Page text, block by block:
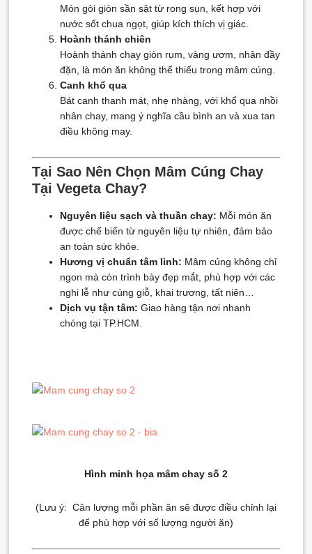
Món gỏi giòn sần sật từ rong sụn, kết hợp với
nước sốt chua ngọt, giúp kích thích vị giác.
Hoành thánh chiên
Hoành thánh chay giòn rụm, vàng ươm, nhân đầy
đặn, là món ăn không thể thiếu trong mâm cúng.
Canh khổ qua
Bát canh thanh mát, nhẹ nhàng, với khổ qua nhồi
nhân chay, mang ý nghĩa cầu bình an và xua tan
điều không may.
Tại Sao Nên Chọn Mâm Cúng Chay
Tại Vegeta Chay?
Nguyên liệu sạch và thuần chay: Mỗi món ăn
được chế biến từ nguyên liệu tự nhiên, đảm bảo
an toàn sức khỏe.
Hương vị chuẩn tâm linh: Mâm cúng không chỉ
ngon mà còn trình bày đẹp mắt, phù hợp với các
nghi lễ như cúng giỗ, khai trương, tất niên…
Dịch vụ tận tâm: Giao hàng tận nơi nhanh
chóng tại TP.HCM.
Hình minh họa mâm chay số 2
(Lưu ý: Cân lượng mỗi phần ăn sẽ được điều chỉnh lại
để phù hợp với số lượng người ăn)